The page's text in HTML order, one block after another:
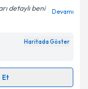
belirtilen
detaylı beni
Devamı
Haritada Göster
Et